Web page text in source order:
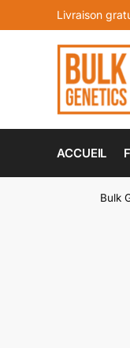
Livraison
ACCUEIL
Bulk